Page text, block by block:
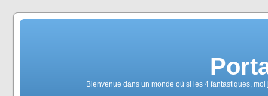
Bienvenue dans un monde où si les 4 fantastiques,